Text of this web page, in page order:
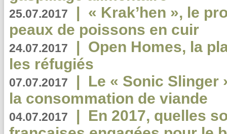
25.07.2017 | « Krak’hen », le
peaux de poissons en cuir
24.07.2017 | Open Homes, la
les réfugiés
07.07.2017 | Le « Sonic Slinger
la consommation de viande
04.07.2017 | En 2017, quelles